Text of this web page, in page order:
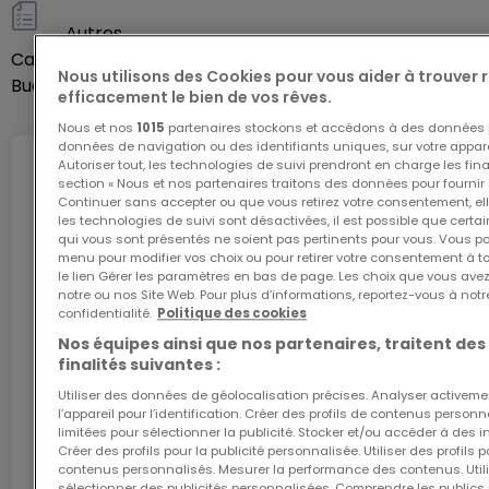
Autres
Cave
Buanderie Oui
Internet
L'internet Giga : l'Internet à domicile
Bénéficiez d’1 mois d’internet gratuit avec le code
ATHOME26 sur le réseau le plus rapide du
Luxembourg.
J’y vais
En partenariat avec
Nous utilisons des Cookies pour vous aider à trouver
efficacement le bien de vos rêves.
Nous et nos 1015 partenaires stockons et accédons à des
données de navigation ou des identifiants uniques, sur votre
Autoriser tout, les technologies de suivi prendront en charge les
section « Nous et nos partenaires traitons des données pour fournir
Continuer sans accepter ou que vous retirez votre consentement,
les technologies de suivi sont désactivées, il est possible que
qui vous sont présentés ne soient pas pertinents pour vous. Vous
menu pour modifier vos choix ou pour retirer votre consentement à
le lien Gérer les paramètres en bas de page. Les choix que vous
notre ou nos Site Web. Pour plus d’informations, reportez-vous à
confidentialité. Politique des cookies
Nos équipes ainsi que nos partenaires, traitent
finalités suivantes :
Utiliser des données de géolocalisation précises. Analyser
l’appareil pour l’identification. Créer des profils de contenus
limitées pour sélectionner la publicité. Stocker et/ou accéder à des
Créer des profils pour la publicité personnalisée. Utiliser des profils
contenus personnalisés. Mesurer la performance des contenus.